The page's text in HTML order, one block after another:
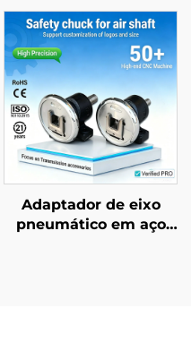
Aço, 24 V, Marca Tianji,
OEM para Impressoras
e Copiadoras
Adaptador de eixo
pneumático em aço